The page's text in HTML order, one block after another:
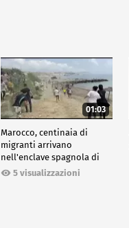
01:03
Marocco, centinaia di
migranti arrivano
nell'enclave spagnola di
Ceuta5 visualizzazioni